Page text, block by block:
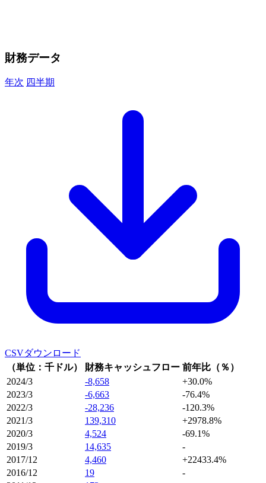
財務データ
年次 四半期
CSVダウンロード
（単位：千ドル）
財務キャッシュフロー 前年比（％）
2024/3
-8,658
+30.0%
2023/3
-6,663
-76.4%
2022/3
-28,236
-120.3%
2021/3
139,310
+2978.8%
2020/3
4,524
-69.1%
2019/3
14,635
-
2017/12
4,460
+22433.4%
2016/12
19
-